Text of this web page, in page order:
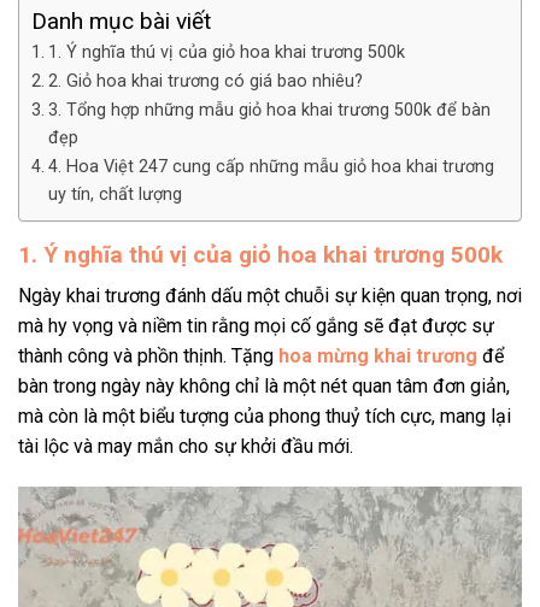
Danh mục bài viết
1. Ý nghĩa thú vị của giỏ hoa khai trương 500k
2. Giỏ hoa khai trương có giá bao nhiêu?
3. Tổng hợp những mẫu giỏ hoa khai trương 500k để bàn
đẹp
4. Hoa Việt 247 cung cấp những mẫu giỏ hoa khai trương
uy tín, chất lượng
1. Ý nghĩa thú vị của giỏ hoa khai trương 500k
Ngày khai trương đánh dấu một chuỗi sự kiện quan trọng, nơi
mà hy vọng và niềm tin rằng mọi cố gắng sẽ đạt được sự
thành công và phồn thịnh. Tặng hoa mừng khai trương để
bàn trong ngày này không chỉ là một nét quan tâm đơn giản,
mà còn là một biểu tượng của phong thuỷ tích cực, mang lại
tài lộc và may mắn cho sự khởi đầu mới.